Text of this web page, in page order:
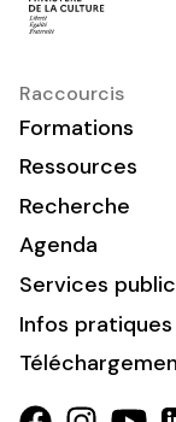
Raccourcis
Formations
Ressources
Recherche
Agenda
Services
Infos pratiques